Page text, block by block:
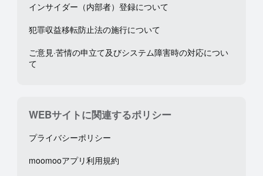
インサイダー（内部者）登録について
犯罪収益移転防止法の施行について
ご意見·苦情の申立て及びシステム障害時の対応につい
て
WEBサイトに関連するポリシー
プライバシーポリシー
moomooアプリ利用規約